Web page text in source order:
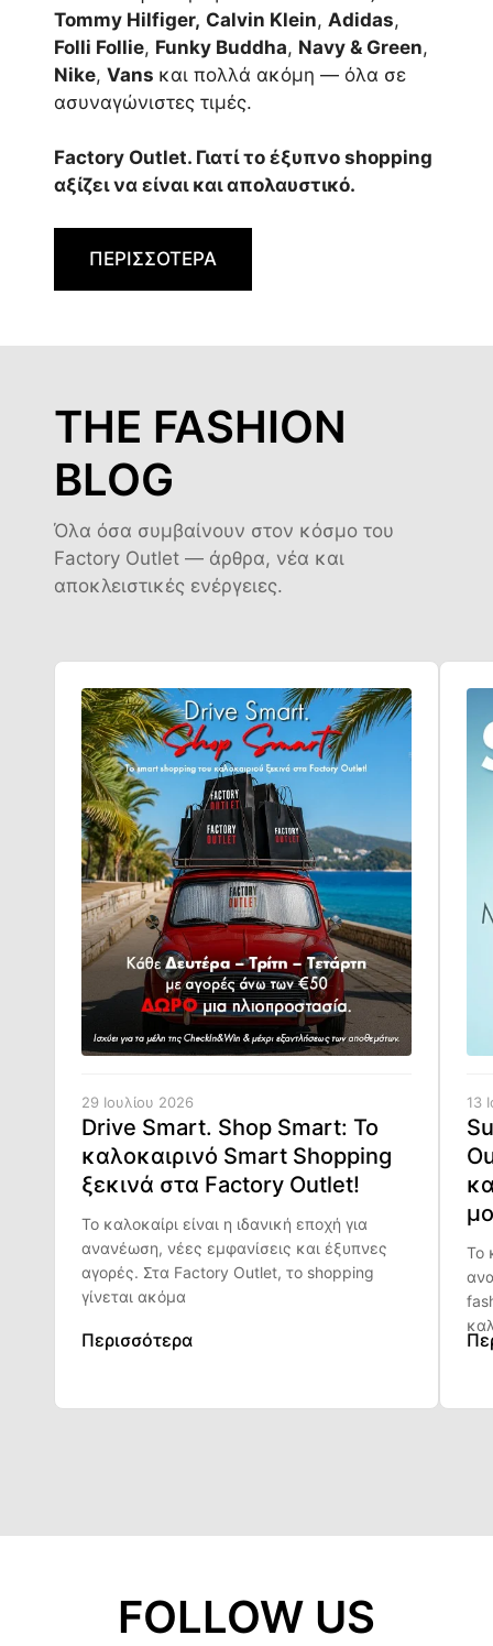
Tommy Hilfiger, Calvin Klein, Adidas,
Folli Follie, Funky Buddha, Navy & Green,
Nike, Vans και πολλά ακόμη — όλα σε
ασυναγώνιστες τιμές.
Factory Outlet. Γιατί το έξυπνο shopping
αξίζει να είναι και απολαυστικό.
ΠΕΡΙΣΣΟΤΕΡΑ
THE FASHION
BLOG
Όλα όσα συμβαίνουν στον κόσμο του
Factory Outlet — άρθρα, νέα και
αποκλειστικές ενέργειες.
29 Ιουλίου 2026
Drive Smart. Shop Smart: Το
καλοκαιρινό Smart Shopping
ξεκινά στα Factory Outlet!
Το καλοκαίρι είναι η ιδανική εποχή για
ανανέωση, νέες εμφανίσεις και έξυπνες
αγορές. Στα Factory Outlet, το shopping
γίνεται ακόμα
Περισσότερα
13
Το
FOLLOW US